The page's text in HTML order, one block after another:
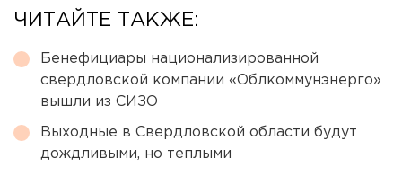
ЧИТАЙТЕ ТАКЖЕ:
Бенефициары национализированной
свердловской компании «Облкоммунэнерго»
вышли из СИЗО
Выходные в Свердловской области будут
дождливыми, но теплыми